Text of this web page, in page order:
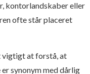
kontorlandskaber eller
ofte står placeret
vigtigt at forstå, at
synonym med dårlig